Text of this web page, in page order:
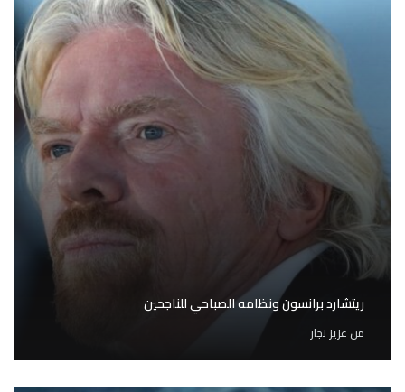
ريتشارد برانسون ونظامه الصباحي للناجحين
من عزيز نجار